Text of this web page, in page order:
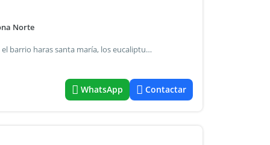
Norte
¡Muy linda! Moderna casa, edificada sobre dos plantas, en el barrio haras santa maría, los eucaliptus. P.B: living-comedor, cocina, comedor diario, toilette y dependencia de servicio completa. P.A: dormitorio principal en suite. 2do dormitorio con baño completo. Play-room grande. Exterior: gran galería con parrilla y piscina en hermoso jardín con riego. El barrio: haras santa maría es un barrio privado que se encuentra en el km. 54.5 de la ruta 9, ramal escobar. Es ideal para familias. Amenities: 2 club house, plaza de juegos, piletas, pista de equitación, golf, gym y diversas actividades recreativas para adultos y niños. Está conformado por 12 comunidades. Dentro del barrio se encuentra el colegio bilingüe st. Lukes college. Hectáreas totales: 354. Cantidad de lotes: 1524. - Las medidas declaradas son estimativas. - La venta de este inmueble esta sujeta a la tramitación del código de transferencia de inmuebles (coti), de conformidad con la normativa vigente (res. Afip 2371/08, 2439/08 y ccs.) Por parte del propietario.-. - Mat.
WhatsApp Contactar